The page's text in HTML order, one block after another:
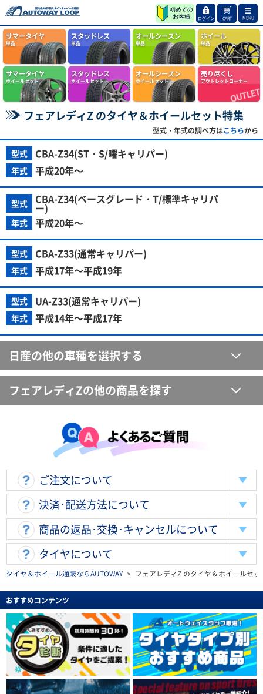
ログイン CART MENU
サマータイヤ
単品
スタッドレス
単品
オールシーズン
単品
ホイール
単品
サマータイヤ
ホイールセット
スタッドレス
ホイールセット
オールシーズン
ホイールセット
売り尽くし
アウトレットコーナー
フェアレディZ のタイヤ＆ホイールセット特集
型式・年式の調べ方はこちらから
型式 CBA-Z34(ST・S/曙キャリパー)
年式 平成20年～
型式 CBA-Z34(ベースグレード・T/標準キャリパ
ー)
年式 平成20年～
型式 CBA-Z33(通常キャリパー)
年式 平成17年～平成19年
型式 UA-Z33(通常キャリパー)
年式 平成14年～平成17年
日産の他の車種を選択する
フェアレディZの他の商品を探す
ご注文について
決済･配送方法について
商品の返品･交換･キャンセルについて
タイヤについて
タイヤ＆ホイール通販ならAUTOWAY > フェアレディZ のタイヤ＆ホイールセッ
おすすめコンテンツ